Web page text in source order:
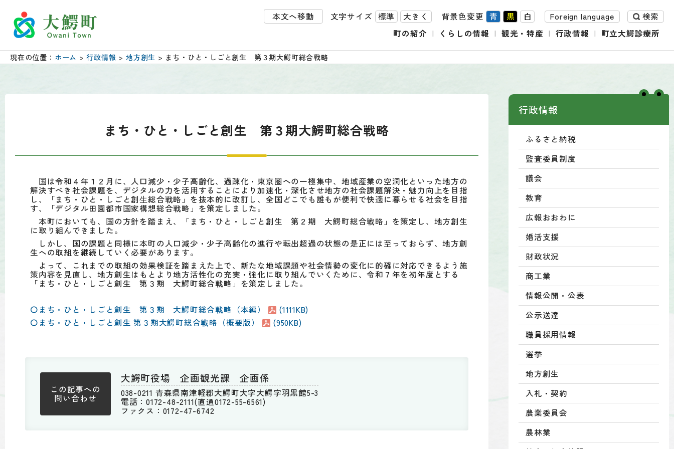
本文へ移動 文字サイズ 標準 大きく 背景色変更 青 黒 白 Foreign language
検索
町の紹介
くらしの情報 観光・特産 行政情報 町立大鰐診療所
現在の位置： ホーム >行政情報 > 地方創生 > まち・ひと・しごと創生 第３期大鰐町総合戦略
まち・ひと・しごと創生 第３期大鰐町総合戦略
国は令和４年１２月に、人口減少・少子高齢化、過疎化・東京圏への一極集中、地域産業の空洞化といった地方の
解決すべき社会課題を、デジタルの力を活用することにより加速化・深化させ地方の社会課題解決・魅力向上を目指
し、「まち・ひと・しごと創⽣総合戦略」を抜本的に改訂し、全国どこでも誰もが便利で快適に暮らせる社会を目指
す、「デジタル田園都市国家構想総合戦略」を策定しました。
本町においても、国の方針を踏まえ、「まち・ひと・しごと創生 第２期 大鰐町総合戦略」を策定し、地方創生
に取り組んできました。
しかし、国の課題と同様に本町の人口減少・少子高齢化の進行や転出超過の状態の是正には至っておらず、地方創
生への取組を継続していく必要があります。
よって、これまでの取組の効果検証を踏まえた上で、新たな地域課題や社会情勢の変化に的確に対応できるよう施
策内容を見直し、地方創生はもとより地方活性化の充実・強化に取り組んでいくために、令和７年を初年度とする
「まち・ひと・しごと創生 第３期 大鰐町総合戦略」を策定しました。
〇まち・ひと・しごと創生 第３期 大鰐町総合戦略（本編）
(1111KB)
〇まち・ひと・しごと創生 第３期大鰐町総合戦略（概要版）
(950KB)
この記事への
問い合わせ
大鰐町役場 企画観光課 企画係
038-0211 青森県南津軽郡大鰐町大字大鰐字羽黒館5-3
電話：0172-48-2111(直通0172-55-6561)
ファクス：0172-47-6742
行政情報
ふるさと納税
監査委員制度
議会
教育
広報おおわに
婚活支援
財政状況
商工業
情報公開・公表
公示送達
職員採用情報
選挙
地方創生
入札・契約
農業委員会
農林業